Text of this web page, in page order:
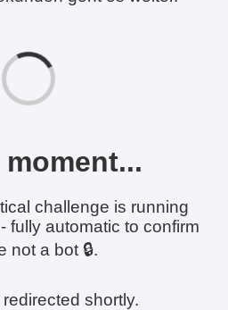
challenge is running
fully automatic to confirm
not a bot 🔒.
redirected shortly.